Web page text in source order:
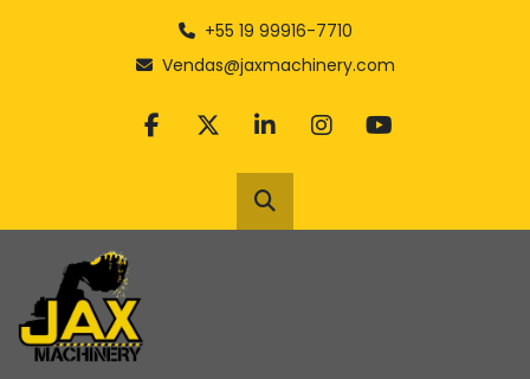
+55 19 99916-7710
Vendas@jaxmachinery.com
facebook
twitterlinkedininstagram
youtube
Pesquisar